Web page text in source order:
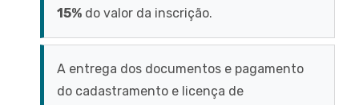
15% do valor da inscrição.
A entrega dos documentos e pagamento
do cadastramento e licença de